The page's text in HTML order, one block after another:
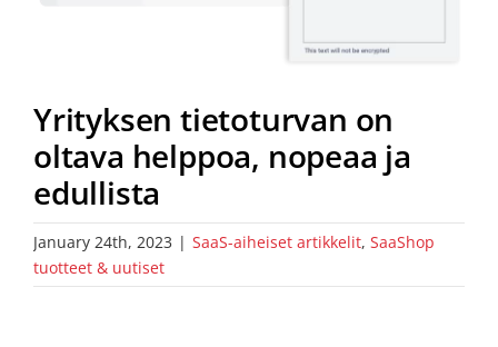
Yrityksen tietoturvan on
oltava helppoa, nopeaa ja
edullista
January 24th, 2023 | SaaS-aiheiset artikkelit, SaaShop
tuotteet & uutiset